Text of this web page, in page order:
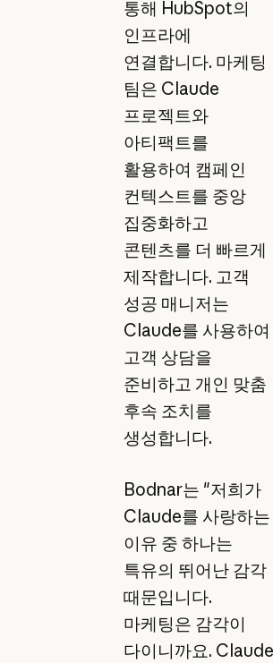
통해 HubSpot의
인프라에
연결합니다. 마케팅
팀은 Claude
프로젝트와
아티팩트를
활용하여 캠페인
컨텍스트를 중앙
집중화하고
콘텐츠를 더 빠르게
제작합니다. 고객
성공 매니저는
Claude를 사용하여
고객 상담을
준비하고 개인 맞춤
후속 조치를
생성합니다.
Bodnar는 "저희가
Claude를 사랑하는
이유 중 하나는
특유의 뛰어난 감각
때문입니다.
마케팅은 감각이
다이니까요. Claude